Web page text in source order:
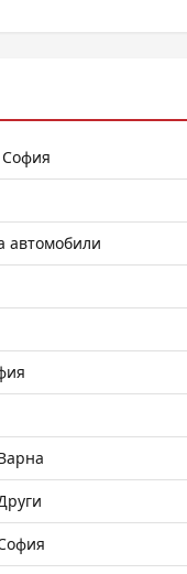
автомобили